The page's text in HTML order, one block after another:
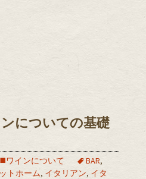
についての基礎
◼️ワインについて BAR,
トホーム, イタリアン, イタ